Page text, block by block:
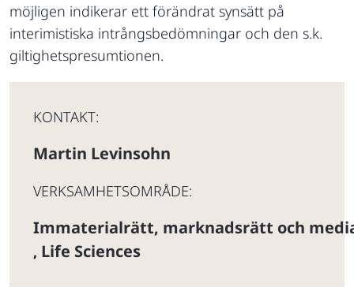
möjligen indikerar ett förändrat synsätt på
interimistiska intrångsbedömningar och den s.k.
giltighetspresumtionen.
KONTAKT:
Martin Levinsohn
VERKSAMHETSOMRÅDE:
Immaterialrätt, marknadsrätt och
, Life Sciences